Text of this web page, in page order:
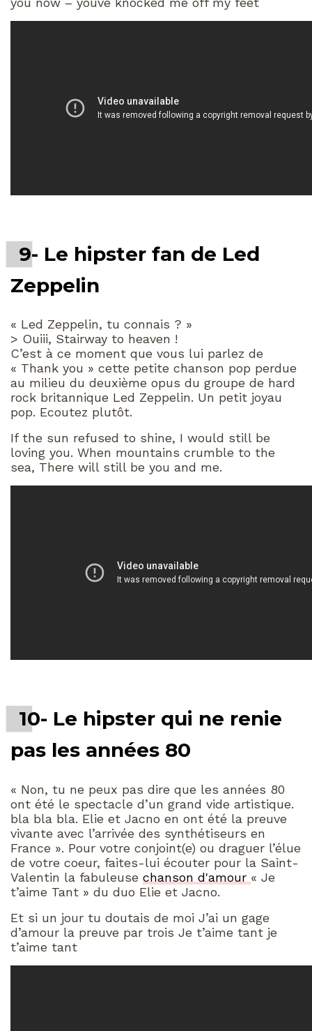
9- Le hipster fan de Led
Zeppelin
« Led Zeppelin, tu connais ? »
> Ouiii, Stairway to heaven !
C’est à ce moment que vous lui parlez de
« Thank you » cette petite chanson pop perdue
au milieu du deuxième opus du groupe de hard
rock britannique Led Zeppelin. Un petit joyau
pop. Ecoutez plutôt.
If the sun refused to shine, I would still be
loving you. When mountains crumble to the
sea, There will still be you and me.
10- Le hipster qui ne renie
pas les années 80
« Non, tu ne peux pas dire que les années 80
ont été le spectacle d’un grand vide artistique.
bla bla bla. Elie et Jacno en ont été la preuve
vivante avec l’arrivée des synthétiseurs en
France ». Pour votre conjoint(e) ou draguer l’élue
de votre coeur, faites-lui écouter pour la Saint-
Valentin la fabuleuse chanson d'amour « Je
t’aime Tant » du duo Elie et Jacno.
Et si un jour tu doutais de moi J’ai un gage
d’amour la preuve par trois Je t’aime tant je
t’aime tant